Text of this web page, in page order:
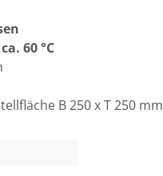
60 °C
B 250 x T 250 mm